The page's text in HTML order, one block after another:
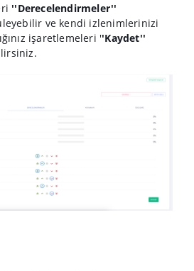
''Derecelendirmeler''
ve kendi izlenimlerinizi
işaretlemeleri ''Kaydet''